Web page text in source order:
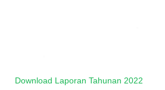
Download Laporan Tahunan 2022